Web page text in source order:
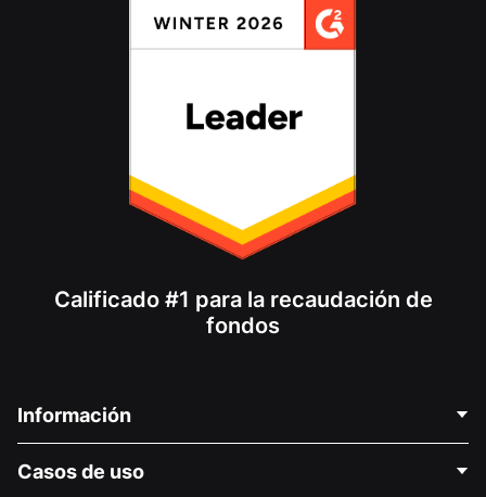
Calificado #1 para la recaudación de
fondos
Información
Acerca de nosotros
Casos de uso